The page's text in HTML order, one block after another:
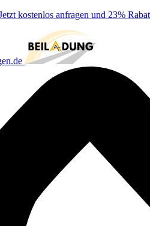
kostenlos anfragen und 23%